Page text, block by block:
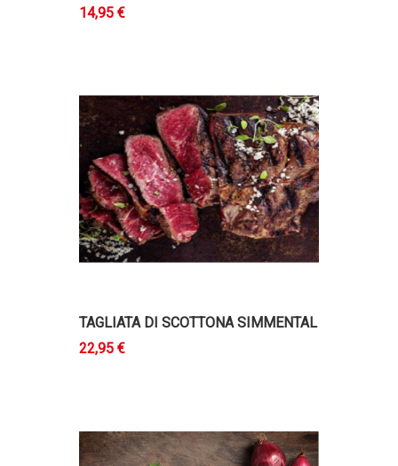
14,95 €
TAGLIATA DI SCOTTONA SIMMENTAL
22,95 €